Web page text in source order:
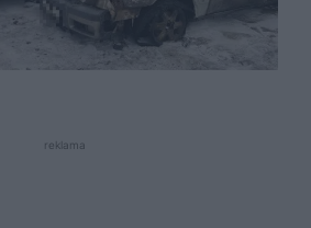
reklama